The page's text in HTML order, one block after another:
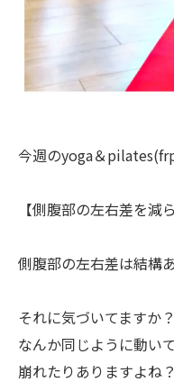
今週のyoga＆
【側腹部の左右差を減
側腹部の左右差は結構あ
それに気づいてますか？
なんか同じように動い
崩れたりありますよね？